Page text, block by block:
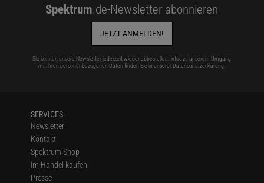
Spektrum.de-Newsletter abonnieren
JETZT ANMELDEN!
Sie können unsere Newsletter jederzeit wieder abbestellen. Infos zu unserem Umgang
mit Ihren personenbezogenen Daten finden Sie in unserer Datenschutzerklärung
SERVICES
Newsletter
Kontakt
Spektrum Shop
Im Handel kaufen
Presse